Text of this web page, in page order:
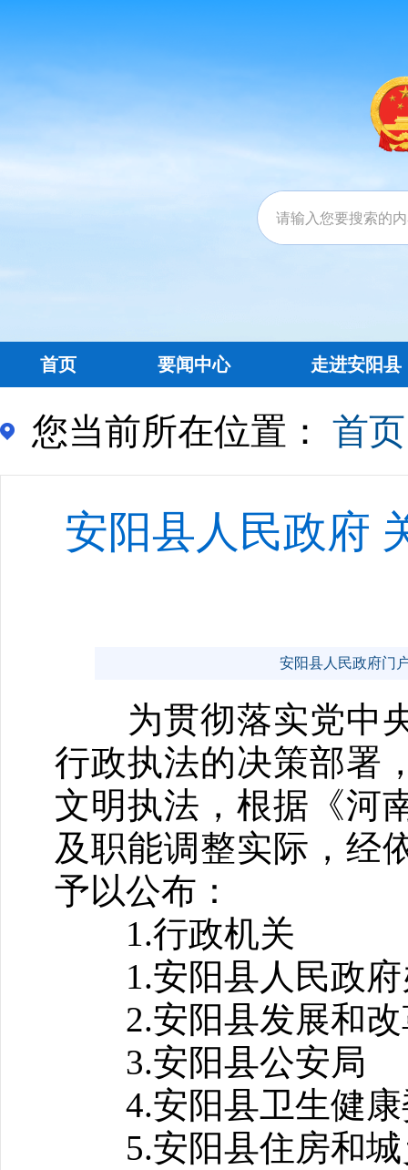
首页 要闻中心 走进安阳县
您当前所在位置： 首页
安阳县人民政府
安阳县人民政府门
为贯彻落实党中央
行政执法的决策部署
文明执法，根据《河
及职能调整实际，经
予以公布：
1.行政机关
1.安阳县人民政府
2.安阳县发展和改
3.安阳县公安局
4.安阳县卫生健康
5.安阳县住房和城